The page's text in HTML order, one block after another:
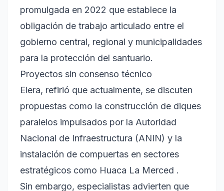
promulgada en 2022 que establece la
obligación de trabajo articulado entre el
gobierno central, regional y municipalidades
para la protección del santuario.
Proyectos sin consenso técnico
Elera, refirió que actualmente, se discuten
propuestas como la construcción de diques
paralelos impulsados por la Autoridad
Nacional de Infraestructura (ANIN) y la
instalación de compuertas en sectores
estratégicos como Huaca La Merced .
Sin embargo, especialistas advierten que